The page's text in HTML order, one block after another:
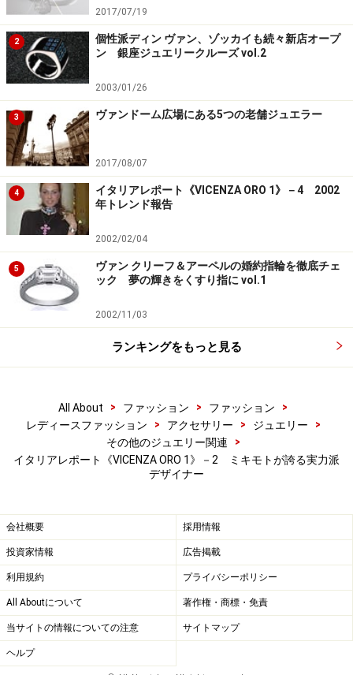
2017/07/19
2
個性派ディン ヴァン、ゾッカイも続々新店オープ
ン 銀座ジュエリークルーズ vol.2
2003/01/26
3 ヴァンドーム広場にある5つの老舗ジュエラー
2017/08/07
4
イタリアレポート《VICENZA ORO 1》－4 2002
年トレンド報告
2002/02/04
5
ヴァン クリーフ＆アーペルの婚約指輪を徹底チェ
ック 夢の輝きをくすり指に vol.1
2002/11/03
ランキングをもっと見る
All About > ファッション > ファッション
>
レディースファッション
> アクセサリー > ジュエリー
>
その他のジュエリー関連
>
イタリアレポート《VICENZA ORO 1》－2 ミキモトが誇る実力派
デザイナー
会社概要 採用情報
投資家情報 広告掲載
利用規約 プライバシーポリシー
All Aboutについて 著作権・商標・免責
当サイトの情報についての注意 サイトマップ
ヘルプ